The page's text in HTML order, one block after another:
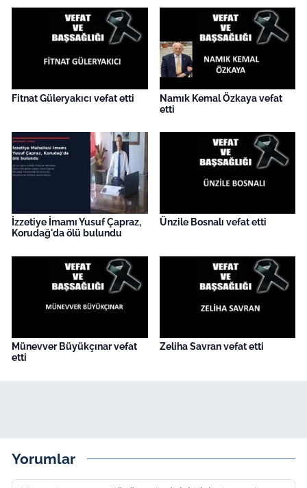
Fitnat Güleryakıcı vefat etti
Namık Kemal Özkaya vefat
etti
İzzetiye İmamı Yusuf Çapraz,
Korudağ'da ölü bulundu
Ünzile Bosnalı vefat etti
Münevver Büyükçınar vefat
etti
Zeliha Savran vefat etti
Yorumlar